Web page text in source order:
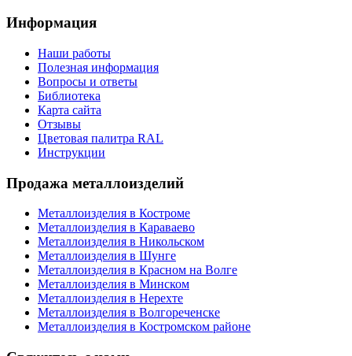
Информация
Наши работы
Полезная информация
Вопросы и ответы
Библиотека
Карта сайта
Отзывы
Цветовая палитра RAL
Инструкции
Продажа металлоизделий
Металлоизделия в Костроме
Металлоизделия в Караваево
Металлоизделия в Никольском
Металлоизделия в Шунге
Металлоизделия в Красном на Волге
Металлоизделия в Минском
Металлоизделия в Нерехте
Металлоизделия в Волгореченске
Металлоизделия в Костромском районе